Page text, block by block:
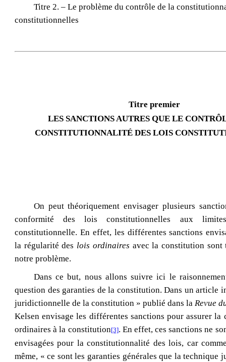
Titre 2. – Le problème du contrôle de la
constitutionnelles
Titre premier
LES SANCTIONS AUTRES QUE LE
CONSTITUTIONNALITÉ DES LOIS
On peut théoriquement envisager plusieurs
conformité des lois constitutionnelles aux
constitutionnelle. En effet, les différentes sanctions
la régularité des lois ordinaires avec la constitution sont
notre problème.
Dans ce but, nous allons suivre ici le
question des garanties de la constitution. Dans un article
juridictionnelle de la constitution » publié dans la Revue
Kelsen envisage les différentes sanctions pour assurer la
ordinaires à la constitution[3]. En effet, ces sanctions ne
envisagées pour la constitutionnalité des lois, car
même, « ce sont les garanties générales que la technique